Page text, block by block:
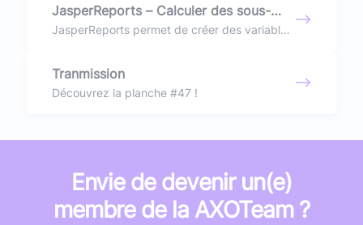
JasperReports – Calculer des sous-
totaux
JasperReports permet de créer des variables
Tranmission
Découvrez la planche #47 !
Envie de devenir un(e)
membre de la AXOTeam ?